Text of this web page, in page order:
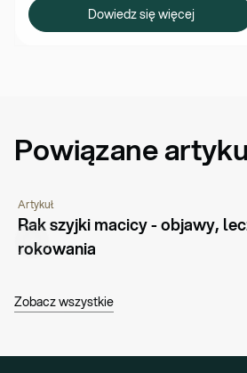
Dowiedz się więcej
Powiązane
NOWOTWORY
Artykuł
Rak szyjki macicy - objawy,
rokowania
Zobacz wszystkie